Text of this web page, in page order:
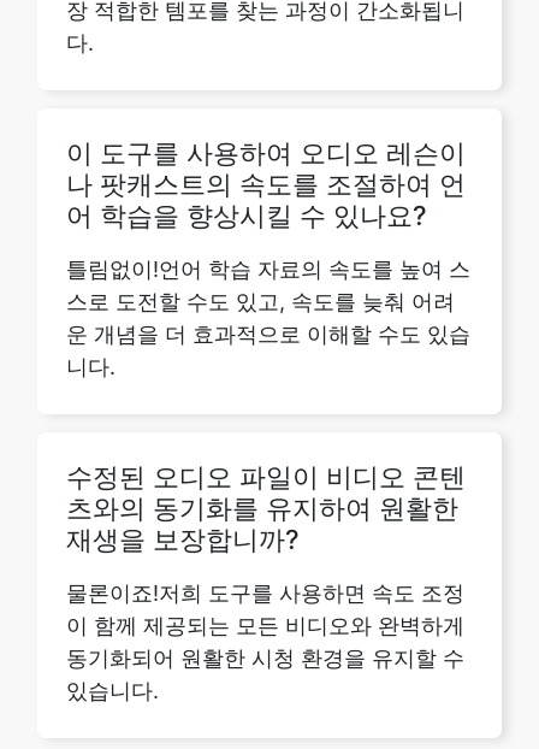
이 도구를 사용하여 오디오 레슨이
틀림없이!언어 학습 자료의 속도를 높여 스
스로 도전할 수도 있고, 속도를 늦춰 어려
운 개념을 더 효과적으로 이해할 수도 있습
니다.
수정된 오디오 파일이 비디오 콘텐
물론이죠!저희 도구를 사용하면 속도 조정
이 함께 제공되는 모든 비디오와 완벽하게
동기화되어 원활한 시청 환경을 유지할 수
있습니다.
이 도구를 사용하여 오디오 내레이